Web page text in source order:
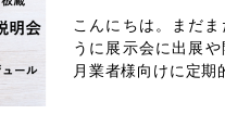
こんにちは。まだ
うに展示会に出展
月業者様向けに定